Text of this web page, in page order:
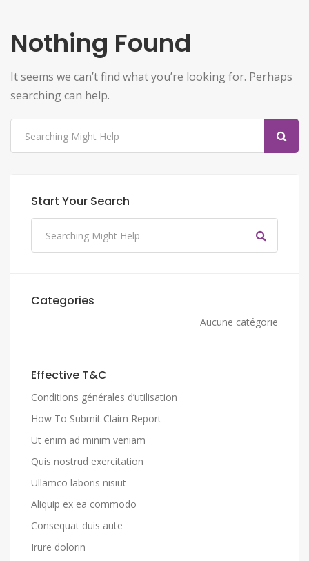
Nothing Found
It seems we can’t find what you’re looking for. Perhaps
searching can help.
Start Your Search
Categories
Aucune catégorie
Effective T&C
Conditions générales d’utilisation
How To Submit Claim Report
Ut enim ad minim veniam
Quis nostrud exercitation
Ullamco laboris nisiut
Aliquip ex ea commodo
Consequat duis aute
Irure dolorin